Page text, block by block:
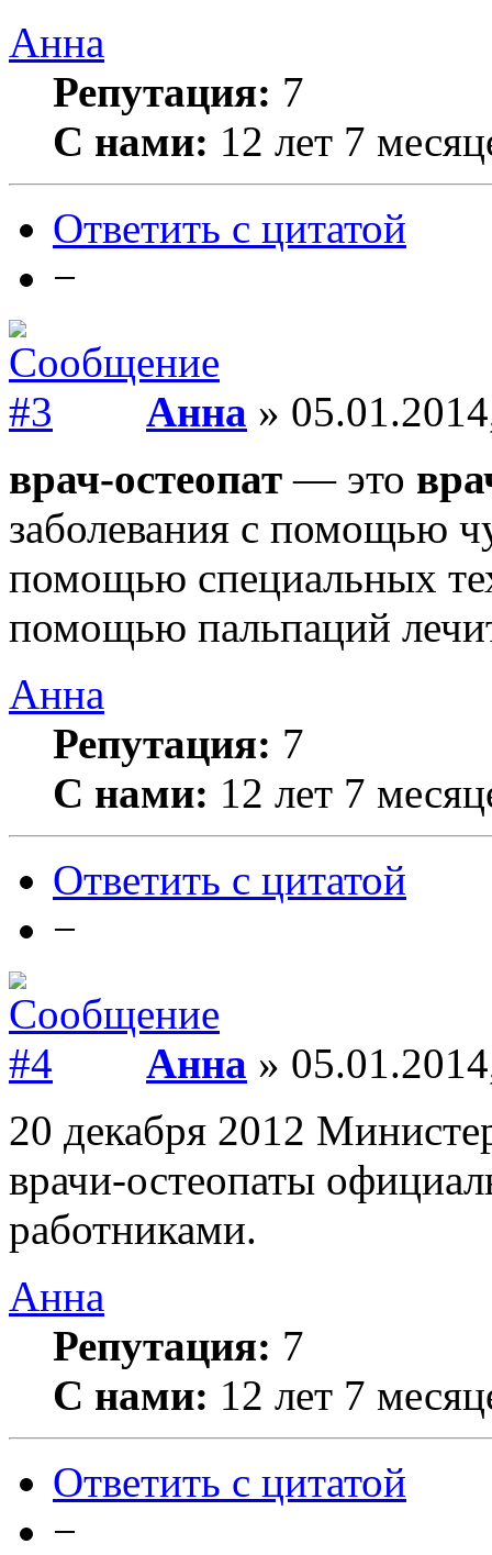
Анна
Репутация: 7
С нами: 12 лет 7
Ответить с цитатой
−
Анна »
врач-остеопат — это
заболевания с помощью
помощью специальных
помощью пальпаций
Анна
Репутация: 7
С нами: 12 лет 7
Ответить с цитатой
−
Анна »
20 декабря 2012
врачи-остеопаты
работниками.
Анна
Репутация: 7
С нами: 12 лет 7
Ответить с цитатой
−